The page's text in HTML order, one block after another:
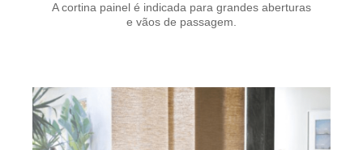
A cortina painel é indicada para grandes aberturas
e vãos de passagem.